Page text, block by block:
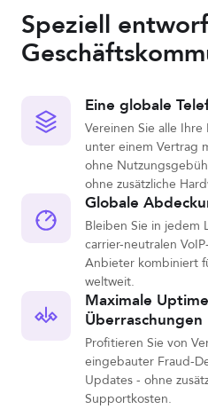
Speziell
Eine globale
Vereinen Sie alle
unter einem Vertrag
ohne
ohne zusätzliche
Globale
Bleiben Sie in jedem
carrier-neutralen
Anbieter kombiniert
weltweit.
Maximale
Überraschungen
Profitieren Sie von
eingebauter Fraud-
Updates - ohne
Supportkosten.